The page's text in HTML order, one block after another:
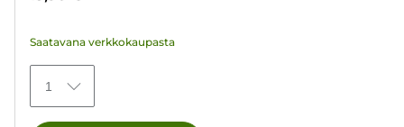
79
Saatavana verkkokaupasta
1